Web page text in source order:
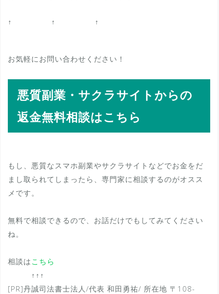
↑ ↑ ↑
お気軽にお問い合わせください！
悪質副業・サクラサイトからの
返金無料相談はこちら
もし、悪質なスマホ副業やサクラサイトなどでお金をだ
まし取られてしまったら、専門家に相談するのがオスス
メです。
無料で相談できるので、お話だけでもしてみてください
ね。
相談は こちら
↑↑↑
[PR]丹誠司法書士法人/代表 和田勇祐/ 所在地 〒108-